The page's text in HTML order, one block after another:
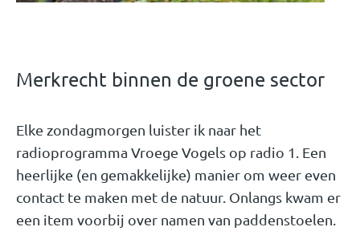
Merkrecht binnen de groene sector
Elke zondagmorgen luister ik naar het
radioprogramma Vroege Vogels op radio 1. Een
heerlijke (en gemakkelijke) manier om weer even
contact te maken met de natuur. Onlangs kwam er
een item voorbij over namen van paddenstoelen.